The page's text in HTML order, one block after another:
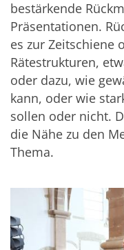
bestärkende
Präsentationen.
es zur Zeitschiene
Rätestrukturen,
oder dazu, wie
kann, oder wie
sollen oder nicht.
die Nähe zu den
Thema.